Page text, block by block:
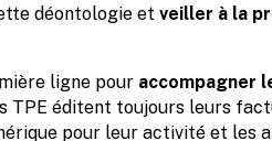
déontologie et veiller à la
ligne pour accompagner
TPE éditent toujours leurs
pour leur activité et les